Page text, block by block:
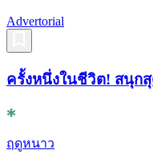
Advertorial
ครั้งหนึ่งในชีวิต! สนุก
ฤดูหนาว